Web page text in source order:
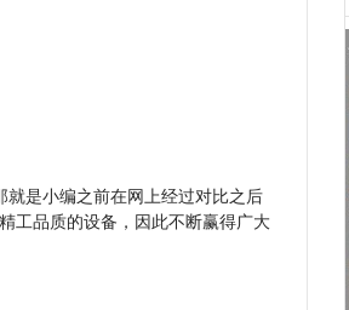
是小编之前在网上经过对比之后
工品质的设备，因此不断赢得广大